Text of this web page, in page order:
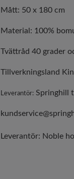
Mått: 50 x 180 cm
Material: 100%
Tvättråd 40 grader
Tillverkningsland
Leverantör:Springhill
Leverantör: Noble